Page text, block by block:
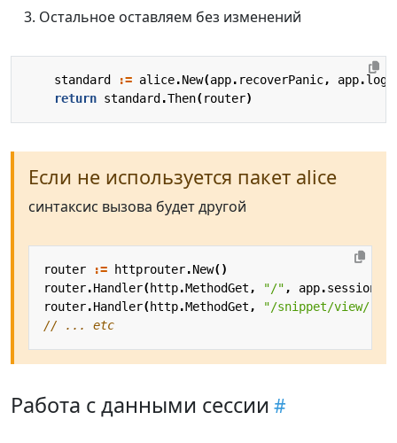
Остальное оставляем без изменений
standard := alice.New(app. recoverPanic, app.
return standard .Then(router)
Если не используется пакет alice
синтаксис вызова будет другой
router := httprouter.New()
router.Handler(http.MethodGet, "/", app.
router.Handler(http.MethodGet,
"/snippet/view/:id"
// ... etc
Работа с данными сессии